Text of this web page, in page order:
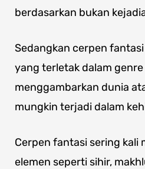
berdasarkan bukan
Sedangkan cerpen
yang terletak dalam
menggambarkan dunia
mungkin terjadi dalam
Cerpen fantasi sering kali
elemen seperti sihir,